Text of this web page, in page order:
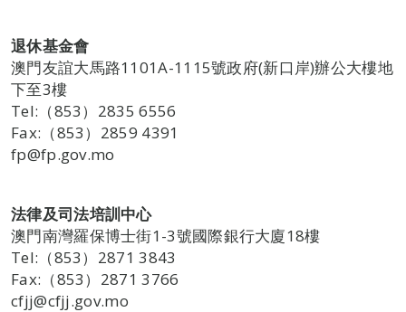
退休基金會
澳門友誼大馬路1101A-1115號政府(新口岸)辦公大樓地
下至3樓
Tel:（853）2835 6556
Fax:（853）2859 4391
fp@fp.gov.mo
法律及司法培訓中心
澳門南灣羅保博士街1-3號國際銀行大廈18樓
Tel:（853）2871 3843
Fax:（853）2871 3766
cfjj@cfjj.gov.mo